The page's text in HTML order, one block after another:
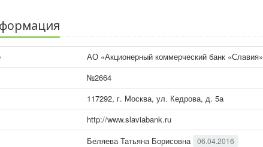
АО «Акционерный коммерческий банк «Славия»
№2664
117292, г. Москва, ул. Кедрова, д. 5а
http://www.slaviabank.ru
Беляева Татьяна Борисовна 06.04.2016